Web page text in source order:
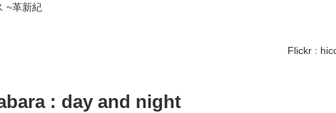
~革新紀
Flickr :
: day and night